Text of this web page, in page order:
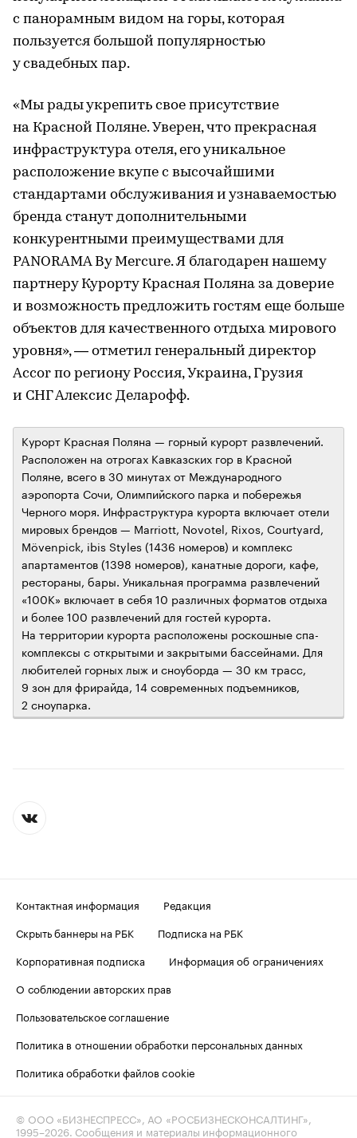
с панорамным видом на горы, которая
пользуется большой популярностью
у свадебных пар.
«Мы рады укрепить свое присутствие
на Красной Поляне. Уверен, что прекрасная
инфраструктура отеля, его уникальное
расположение вкупе с высочайшими
стандартами обслуживания и узнаваемостью
бренда станут дополнительными
конкурентными преимуществами для
PANORAMA By Mercure. Я благодарен нашему
партнеру Курорту Красная Поляна за доверие
и возможность предложить гостям еще больше
объектов для качественного отдыха мирового
уровня», — отметил генеральный директор
Accor по региону Россия, Украина, Грузия
и СНГ Алексис Деларофф.
Курорт Красная Поляна — горный курорт развлечений.
Расположен на отрогах Кавказских гор в Красной
Поляне, всего в 30 минутах от Международного
аэропорта Сочи, Олимпийского парка и побережья
Черного моря. Инфраструктура курорта включает отели
мировых брендов — Marriott, Novotel, Rixos, Courtyard,
Mövenpick, ibis Styles (1436 номеров) и комплекс
апартаментов (1398 номеров), канатные дороги, кафе,
рестораны, бары. Уникальная программа развлечений
«100К» включает в себя 10 различных форматов отдыха
и более 100 развлечений для гостей курорта.
На территории курорта расположены роскошные спа-
комплексы с открытыми и закрытыми бассейнами. Для
любителей горных лыж и сноуборда — 30 км трасс,
9 зон для фрирайда, 14 современных подъемников,
2 сноупарка.
Контактная информация
Редакция
Скрыть баннеры на РБК
Подписка на РБК
Корпоративная подписка
Информация об ограничениях
О соблюдении авторских прав
Пользовательское соглашение
Политика в отношении обработки персональных данных
Политика обработки файлов cookie
© ООО «БИЗНЕСПРЕСС», АО «РОСБИЗНЕСКОНСАЛТИНГ»,
1995–2026 . Сообщения и материалы информационного